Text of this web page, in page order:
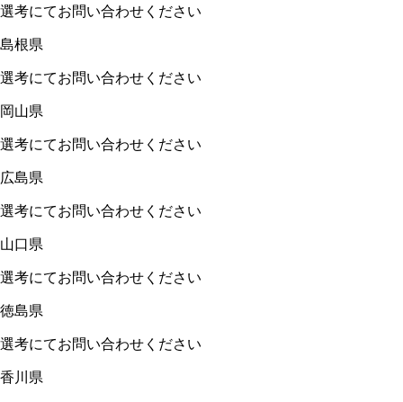
選考にてお問い合わせください
島根県
選考にてお問い合わせください
岡山県
選考にてお問い合わせください
広島県
選考にてお問い合わせください
山口県
選考にてお問い合わせください
徳島県
選考にてお問い合わせください
香川県